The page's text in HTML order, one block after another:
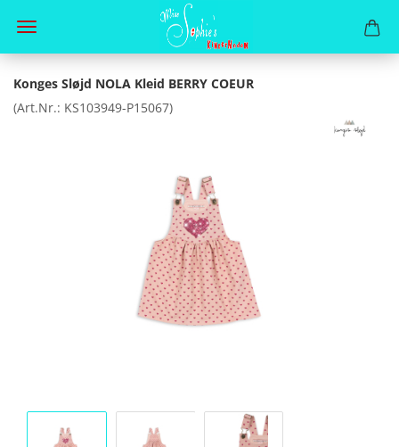
Konges Sløjd NOLA Kleid BERRY COEUR
(Art.Nr.: KS103949-P15067)